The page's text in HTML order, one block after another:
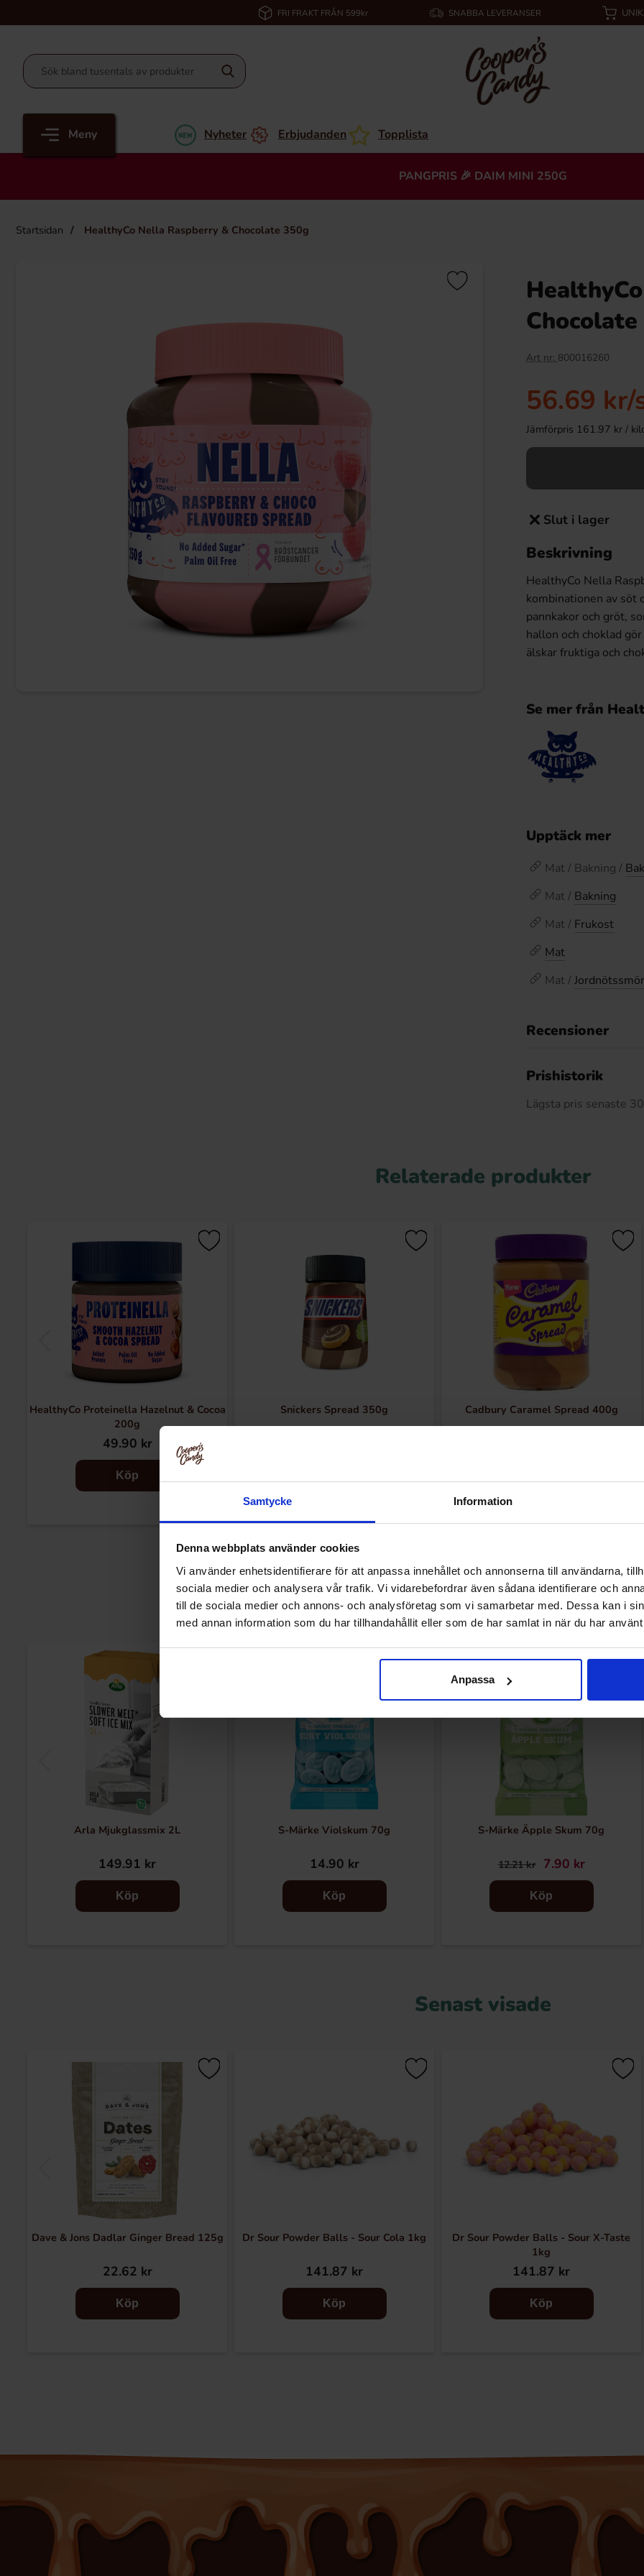
Samtycke Information
Denna webbplats använder cookies
Vi använder enhetsidentifierare för att anpassa innehållet och annonserna till användarna,
sociala medier och analysera vår trafik. Vi vidarebefordrar även sådana identifierare och
till de sociala medier och annons- och analysföretag som vi samarbetar med. Dessa kan i
med annan information som du har tillhandahållit eller som de har samlat in när du har
Anpassa
FRI FRAKT FRÅN 599kr SNABBA LEVERANSER
Meny Nyheter Erbjudanden Topplista
PANGPRIS 🎉 DAIM MINI 250G
Startsidan HealthyCo Nella Raspberry & Chocolate 350g
Chocolate
Art nr: 800016260
56.69 kr/
Jämförpris 161.97 kr /
Slut i lager
Beskrivning
HealthyCo Nella
kombinationen av söt
pannkakor och gröt,
hallon och choklad
älskar fruktiga och
Se mer från
Upptäck mer
Mat / Bakning /
Mat / Bakning
Mat / Frukost
Mat
Mat /
Recensioner
Prishistorik
Lägsta pris senaste
Relaterade produkter
HealthyCo Proteinella Hazelnut & Cocoa
200g
49.90 kr
Köp
Snickers Spread 350g Cadbury Caramel Spread 400g
Andra gillade
Arla Mjukglassmix 2L
149.91 kr
Köp
S-Märke Violskum 70g
14.90 kr
Köp
-35%
S-Märke Äpple Skum 70g
12.21 kr 7.90 kr
Köp
Senast visade
Dave & Jons Dadlar Ginger Bread 125g
22.62 kr
Köp
Dr Sour Powder Balls - Sour Cola 1kg
141.87 kr
Köp
Dr Sour Powder Balls - Sour X-Taste
1kg
141.87 kr
Köp